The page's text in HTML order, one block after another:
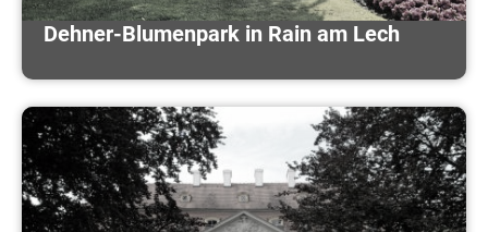
Dehner-Blumenpark in Rain am Lech